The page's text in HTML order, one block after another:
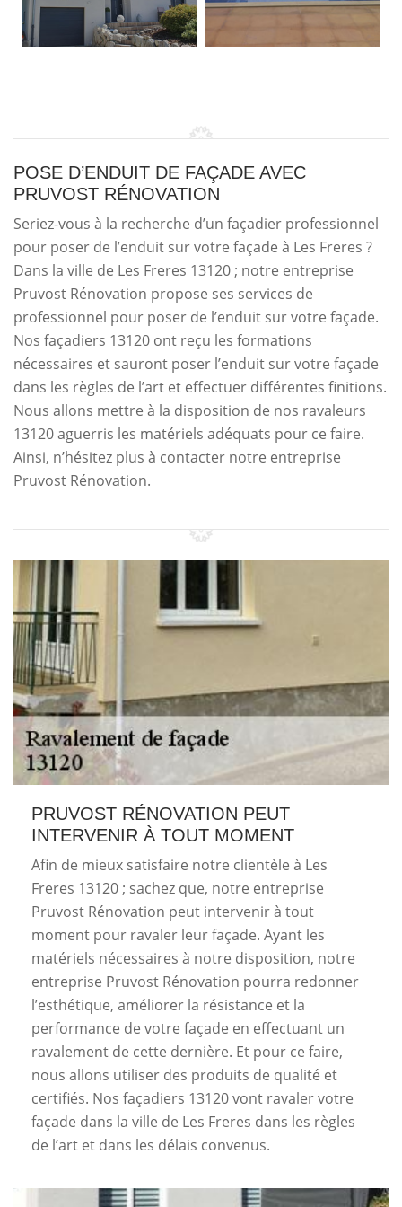
POSE D’ENDUIT DE FAÇADE AVEC
PRUVOST RÉNOVATION
Seriez-vous à la recherche d’un façadier professionnel
pour poser de l’enduit sur votre façade à Les Freres ?
Dans la ville de Les Freres 13120 ; notre entreprise
Pruvost Rénovation propose ses services de
professionnel pour poser de l’enduit sur votre façade.
Nos façadiers 13120 ont reçu les formations
nécessaires et sauront poser l’enduit sur votre façade
dans les règles de l’art et effectuer différentes finitions.
Nous allons mettre à la disposition de nos ravaleurs
13120 aguerris les matériels adéquats pour ce faire.
Ainsi, n’hésitez plus à contacter notre entreprise
Pruvost Rénovation.
PRUVOST RÉNOVATION PEUT
INTERVENIR À TOUT MOMENT
Afin de mieux satisfaire notre clientèle à Les
Freres 13120 ; sachez que, notre entreprise
Pruvost Rénovation peut intervenir à tout
moment pour ravaler leur façade. Ayant les
matériels nécessaires à notre disposition, notre
entreprise Pruvost Rénovation pourra redonner
l’esthétique, améliorer la résistance et la
performance de votre façade en effectuant un
ravalement de cette dernière. Et pour ce faire,
nous allons utiliser des produits de qualité et
certifiés. Nos façadiers 13120 vont ravaler votre
façade dans la ville de Les Freres dans les règles
de l’art et dans les délais convenus.